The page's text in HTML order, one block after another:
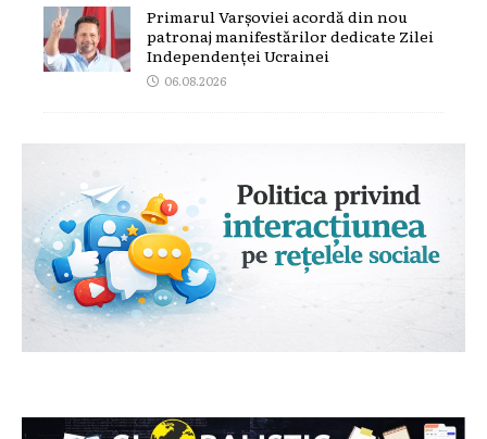
Primarul Varșoviei acordă din nou
patronaj manifestărilor dedicate Zilei
Independenței Ucrainei
06.08.2026